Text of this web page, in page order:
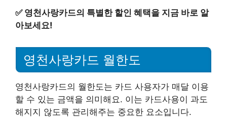
✅ 영천사랑카드의 특별한 할인 혜택을 지금 바로 알
아보세요!
영천사랑카드 월한도
영천사랑카드의 월한도는 카드 사용자가 매달 이용
할 수 있는 금액을 의미해요. 이는 카드사용이 과도
해지지 않도록 관리해주는 중요한 요소입니다.